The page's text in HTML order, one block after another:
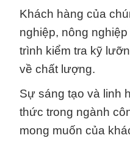
Khách hàng của
nghiệp, nông
trình kiểm tra kỹ
về chất lượng.
Sự sáng tạo và linh
thức trong ngành
mong muốn của